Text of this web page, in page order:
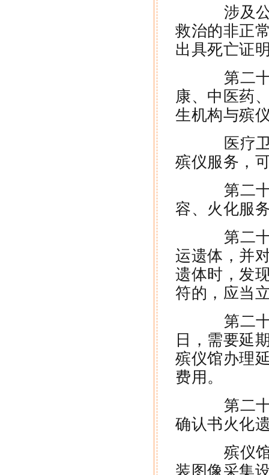
涉及公
救治的非正
出具死亡证
第二十
康、中医药
生机构与殡
医疗卫
殡仪服务，
第二十
容、火化服
第二十
运遗体，并
遗体时，发
符的，应当
第二十
日，需要延
殡仪馆办理
费用。
第二十
确认书火化
殡仪馆
装图像采集